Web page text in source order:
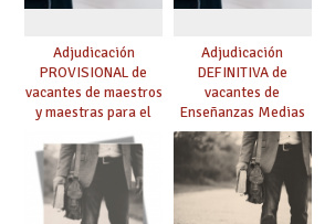
Adjudicación
PROVISIONAL de
vacantes de maestros
y maestras para el
curso 26-27
Adjudicación
DEFINITIVA de
vacantes de
Enseñanzas Medias
para el curso 26-27